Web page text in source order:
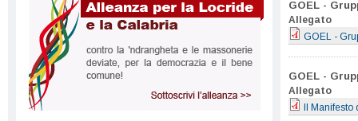
GOEL -
Allegato
GOEL -
GOEL -
Allegato
Il